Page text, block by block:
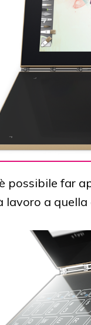
possibile far
lavoro a quella